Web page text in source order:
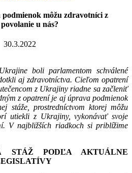
môžu zdravotníci z
u nás?
30.3.2022
boli parlamentom schválené
aj zdravotníctva. Cieľom opatrení
z Ukrajiny riadne sa začleniť
z opatrení je aj úprava podmienok
stáže, prostredníctvom ktorej môžu
utiekli z Ukrajiny, vykonávať svoje
V najbližších riadkoch si priblížime
STÁŽ PODĽA AKTUÁLNE